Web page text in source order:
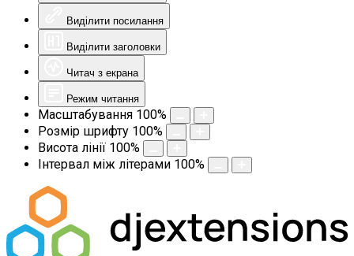
Виділити посилання
Виділити заголовки
Читач з екрана
Режим читання
Масштабування 100%
Розмір шрифту 100%
Висота лінії 100%
Інтервал між літерами 100%